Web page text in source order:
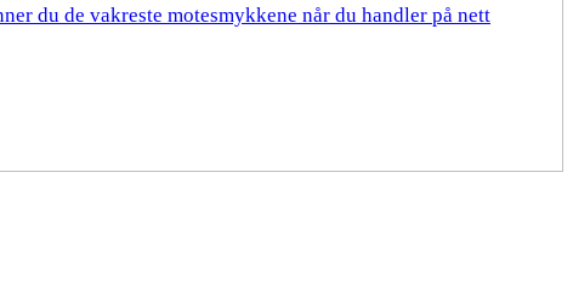
du de vakreste motesmykkene når du handler på nett